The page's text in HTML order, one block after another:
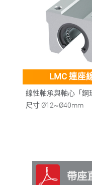
LMC 連座
線性軸承與軸心「鋼
尺寸 Ø12~Ø40mm
帶座